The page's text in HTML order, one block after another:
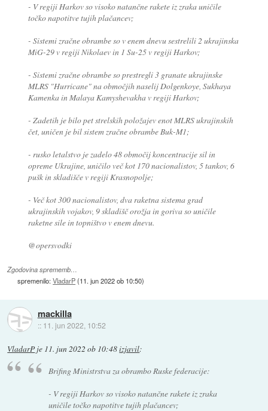
- V regiji Harkov so visoko natančne rakete iz zraka uničile
točko napotitve tujih plačancev;
- Sistemi zračne obrambe so v enem dnevu sestrelili 2 ukrajinska
MiG-29 v regiji Nikolaev in 1 Su-25 v regiji Harkov;
- Sistemi zračne obrambe so prestregli 3 granate ukrajinske
MLRS "Hurricane" na območjih naselij Dolgenkoye, Sukhaya
Kamenka in Malaya Kamyshevakha v regiji Harkov;
- Zadetih je bilo pet strelskih položajev enot MLRS ukrajinskih
čet, uničen je bil sistem zračne obrambe Buk-M1;
- rusko letalstvo je zadelo 48 območij koncentracije sil in
opreme Ukrajine, uničilo več kot 170 nacionalistov, 5 tankov, 6
pušk in skladišče v regiji Krasnopolje;
- Več kot 300 nacionalistov, dva raketna sistema grad
ukrajinskih vojakov, 9 skladišč orožja in goriva so uničile
raketne sile in topništvo v enem dnevu.
@opersvodki
Zgodovina sprememb…
spremenilo:VladarP(11. jun 2022 ob 10:50)
mackilla
:: 11. jun 2022, 10:52
VladarP je 11. jun 2022 ob 10:48izjavil:
Brifing Ministrstva za obrambo Ruske federacije:
- V regiji Harkov so visoko natančne rakete iz zraka
uničile točko napotitve tujih plačancev;